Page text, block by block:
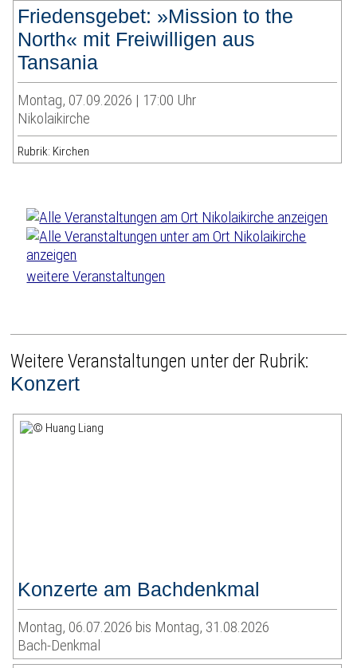
Friedensgebet: »Mission to the
North« mit Freiwilligen aus
Tansania
Montag, 07.09.2026 | 17:00 Uhr
Nikolaikirche
Rubrik: Kirchen
weitere Veranstaltungen
Weitere Veranstaltungen unter der Rubrik:
Konzert
Konzerte am Bachdenkmal
Montag, 06.07.2026 bis Montag, 31.08.2026
Bach-Denkmal